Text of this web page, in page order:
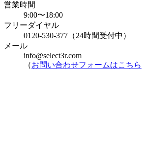
営業時間
9:00〜18:00
フリーダイヤル
0120-530-377（24時間受付中）
メール
info@select3r.com
（お問い合わせフォームはこちら